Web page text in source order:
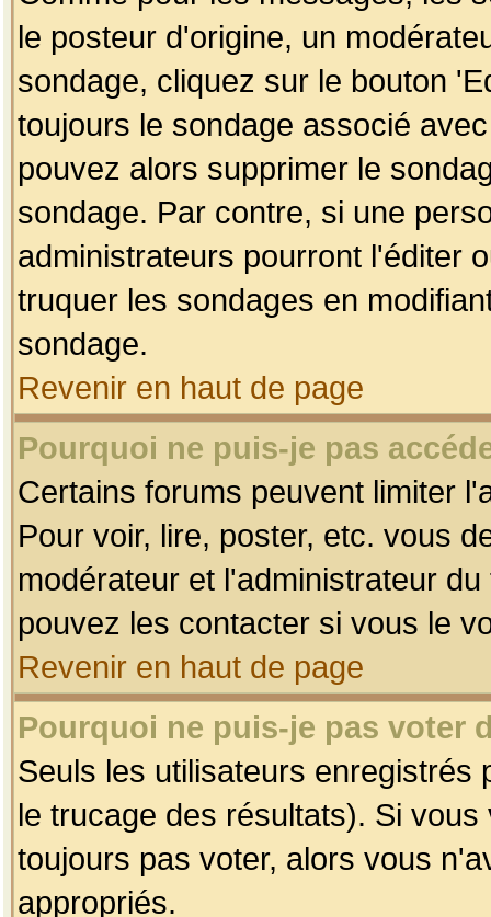
le posteur d'origine, un
sondage, cliquez sur le bouton
toujours le sondage associé
pouvez alors supprimer le
sondage. Par contre, si une
administrateurs pourront l'éditer
truquer les sondages en
sondage.
Revenir en haut de page
Pourquoi ne puis-je pas
Certains forums peuvent limiter
Pour voir, lire, poster, etc. vous
modérateur et l'administrateur
pouvez les contacter si vous le
Revenir en haut de page
Pourquoi ne puis-je pas voter
Seuls les utilisateurs enregistrés
le trucage des résultats). Si
toujours pas voter, alors vous
appropriés.